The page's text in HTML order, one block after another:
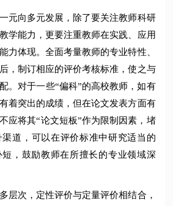
元向多元发展，除了要关注教师科研
学能力，更要注重教师在实践、应用
力体现。全面考量教师的专业特性、
，制订相应的评价考核标准，使之与
。对于一些“偏科”的高校教师，如有
着突出的成绩，但在论文发表方面有
应将其“论文短板”作为限制因素，堵
道，可以在评价标准中研究适当的
，鼓励教师在所擅长的专业领域深
层次，定性评价与定量评价相结合，